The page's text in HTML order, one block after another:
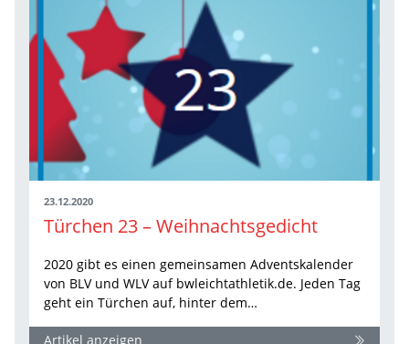
23.12.2020
Türchen 23 – Weihnachtsgedicht
2020 gibt es einen gemeinsamen Adventskalender
von BLV und WLV auf bwleichtathletik.de. Jeden Tag
geht ein Türchen auf, hinter dem…
Artikel anzeigen